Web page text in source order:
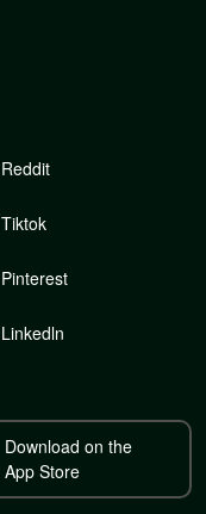
Reddit
Tiktok
Pinterest
Linkedln
Download on the
App Store